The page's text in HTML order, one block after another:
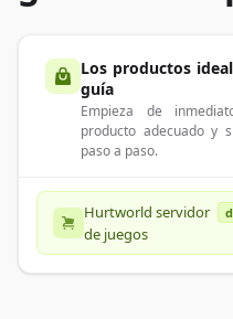
Los productos
guía
Empieza de
producto adecuado y
paso a paso.
Hurtworld servidor
de juegos